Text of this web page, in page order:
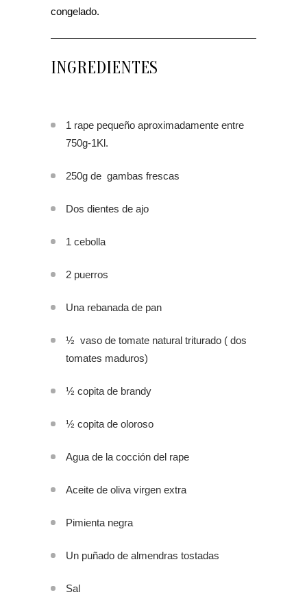
congelado.
INGREDIENTES
1 rape pequeño aproximadamente entre
750g-1Kl.
250g de gambas frescas
Dos dientes de ajo
1 cebolla
2 puerros
Una rebanada de pan
½ vaso de tomate natural triturado ( dos
tomates maduros)
½ copita de brandy
½ copita de oloroso
Agua de la cocción del rape
Aceite de oliva virgen extra
Pimienta negra
Un puñado de almendras tostadas
Sal